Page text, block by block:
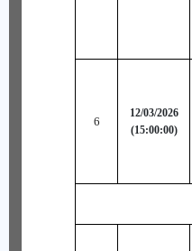
6
12/03/2026
(15:00:00)